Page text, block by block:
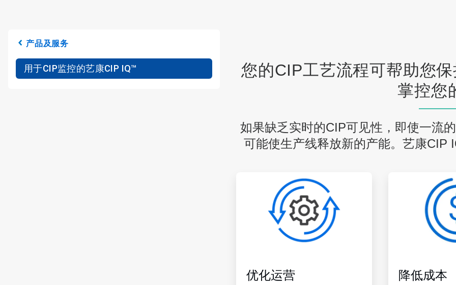
产品及服务
用于CIP监控的艺康CIP IQ™
您的CIP工艺流程可帮助您
掌控您
如果缺乏实时的CIP可见性，即使一流
可能使生产线释放新的产能。艺康CIP
优化运营 降低成本